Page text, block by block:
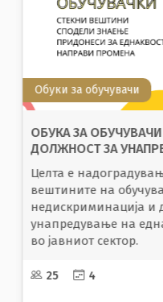
Основни обуки
ОНОВИТЕ НА
ПРЕПОЗНАВАЊЕ НА
Запознавање со
препознавање на
дискриминација
20